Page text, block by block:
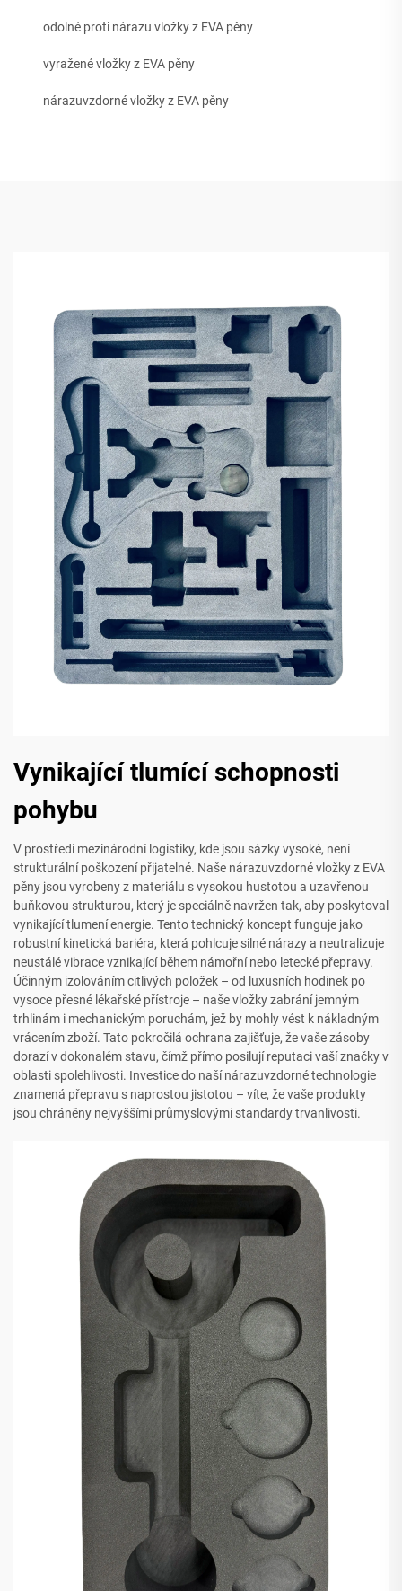
odolné proti nárazu vložky z EVA pěny
vyražené vložky z EVA pěny
nárazuvzdorné vložky z EVA pěny
Vynikající tlumící schopnosti
pohybu
V prostředí mezinárodní logistiky, kde jsou sázky vysoké, není
strukturální poškození přijatelné. Naše nárazuvzdorné vložky z EVA
pěny jsou vyrobeny z materiálu s vysokou hustotou a uzavřenou
buňkovou strukturou, který je speciálně navržen tak, aby poskytoval
vynikající tlumení energie. Tento technický koncept funguje jako
robustní kinetická bariéra, která pohlcuje silné nárazy a neutralizuje
neustálé vibrace vznikající během námořní nebo letecké přepravy.
Účinným izolováním citlivých položek – od luxusních hodinek po
vysoce přesné lékařské přístroje – naše vložky zabrání jemným
trhlinám i mechanickým poruchám, jež by mohly vést k nákladným
vrácením zboží. Tato pokročilá ochrana zajišťuje, že vaše zásoby
dorazí v dokonalém stavu, čímž přímo posilují reputaci vaší značky v
oblasti spolehlivosti. Investice do naší nárazuvzdorné technologie
znamená přepravu s naprostou jistotou – víte, že vaše produkty
jsou chráněny nejvyššími průmyslovými standardy trvanlivosti.